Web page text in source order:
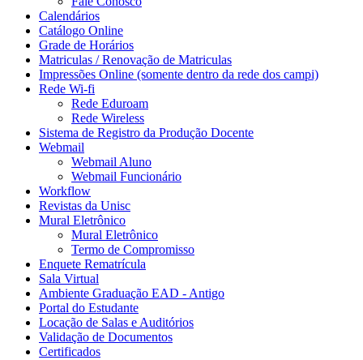
Calendários
Catálogo Online
Grade de Horários
Matriculas / Renovação de Matriculas
Impressões Online (somente dentro da rede dos campi)
Rede Wi-fi
Rede Eduroam
Rede Wireless
Sistema de Registro da Produção Docente
Webmail
Webmail Aluno
Webmail Funcionário
Workflow
Revistas da Unisc
Mural Eletrônico
Mural Eletrônico
Termo de Compromisso
Enquete Rematrícula
Sala Virtual
Ambiente Graduação EAD - Antigo
Portal do Estudante
Locação de Salas e Auditórios
Validação de Documentos
Certificados